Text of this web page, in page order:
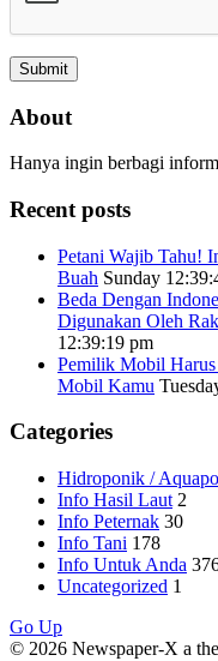
About
Hanya ingin berbagi
Recent posts
Petani Wajib Tahu!
Buah Sunday
Beda Dengan
Digunakan Oleh
12:39:19 pm
Pemilik Mobil
Mobil Kamu
Categories
Hidroponik /
Info Hasil Laut 2
Info Peternak 30
Info Tani 178
Info Untuk Anda
Uncategorized 1
Go Up
© 2026 Newspaper-X a